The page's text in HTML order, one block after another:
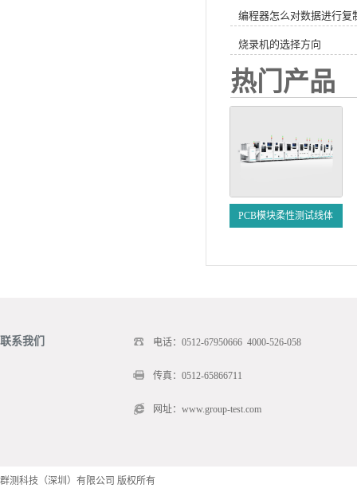
编程器怎么对数据进行复
烧录机的选择方向
热门产品
PCB模块柔性测试线体
联系我们 电话：0512-67950666 4000-526-058
传真：0512-65866711
网址：www.group-test.com
群测科技（深圳）有限公司 版权所有